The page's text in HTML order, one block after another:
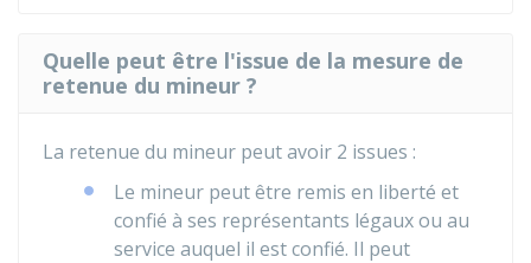
Quelle peut être l'issue de la mesure de
retenue du mineur ?
La retenue du mineur peut avoir 2 issues :
Le mineur peut être remis en liberté et
confié à ses représentants légaux ou au
service auquel il est confié. Il peut